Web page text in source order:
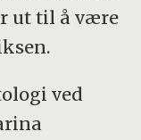
ut til å være
ved